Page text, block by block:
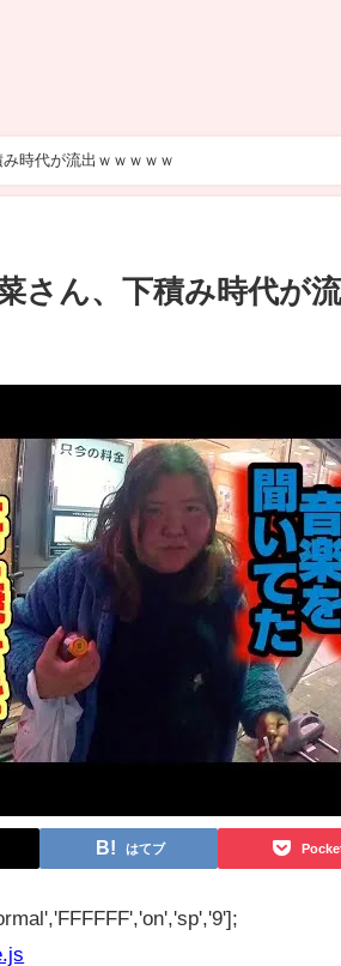
時代が流出ｗｗｗｗｗ
さん、下積み時代が
はてブ